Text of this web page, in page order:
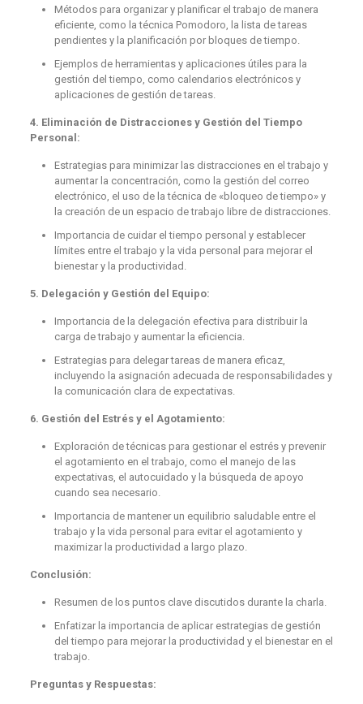
Métodos para organizar y planificar el trabajo de manera
eficiente, como la técnica Pomodoro, la lista de tareas
pendientes y la planificación por bloques de tiempo.
Ejemplos de herramientas y aplicaciones útiles para la
gestión del tiempo, como calendarios electrónicos y
aplicaciones de gestión de tareas.
4. Eliminación de Distracciones y Gestión del Tiempo
Personal:
Estrategias para minimizar las distracciones en el trabajo y
aumentar la concentración, como la gestión del correo
electrónico, el uso de la técnica de «bloqueo de tiempo» y
la creación de un espacio de trabajo libre de distracciones.
Importancia de cuidar el tiempo personal y establecer
límites entre el trabajo y la vida personal para mejorar el
bienestar y la productividad.
5. Delegación y Gestión del Equipo:
Importancia de la delegación efectiva para distribuir la
carga de trabajo y aumentar la eficiencia.
Estrategias para delegar tareas de manera eficaz,
incluyendo la asignación adecuada de responsabilidades y
la comunicación clara de expectativas.
6. Gestión del Estrés y el Agotamiento:
Exploración de técnicas para gestionar el estrés y prevenir
el agotamiento en el trabajo, como el manejo de las
expectativas, el autocuidado y la búsqueda de apoyo
cuando sea necesario.
Importancia de mantener un equilibrio saludable entre el
trabajo y la vida personal para evitar el agotamiento y
maximizar la productividad a largo plazo.
Conclusión:
Resumen de los puntos clave discutidos durante la charla.
Enfatizar la importancia de aplicar estrategias de gestión
del tiempo para mejorar la productividad y el bienestar en el
trabajo.
Preguntas y Respuestas: